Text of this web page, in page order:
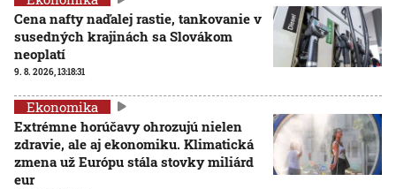
Cena nafty naďalej rastie, tankovanie v
susedných krajinách sa Slovákom
neoplatí
9. 8. 2026, 13:18:31
Ekonomika
Extrémne horúčavy ohrozujú nielen
zdravie, ale aj ekonomiku. Klimatická
zmena už Európu stála stovky miliárd
eur